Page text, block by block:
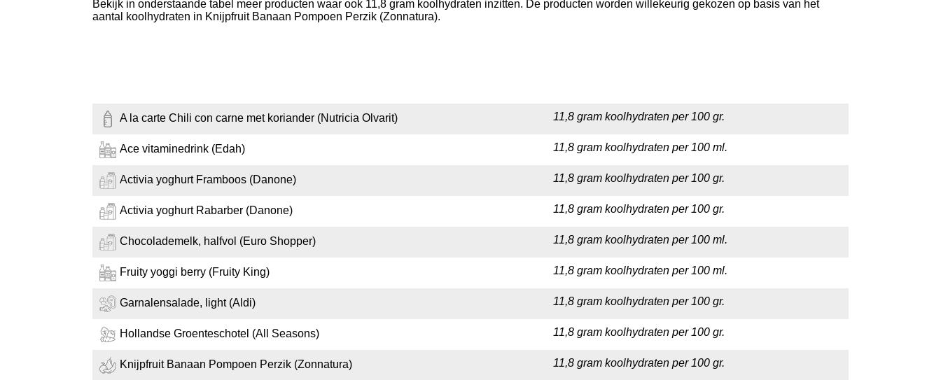
Bekijk in onderstaande tabel meer producten waar ook 11,8 gram koolhydraten inzitten. De producten worden willekeurig gekozen op basis van het
aantal koolhydraten in Knijpfruit Banaan Pompoen Perzik (Zonnatura).
A la carte Chili con carne met koriander (Nutricia Olvarit) 11,8 gram koolhydraten per 100 gr.
Ace vitaminedrink (Edah) 11,8 gram koolhydraten per 100 ml.
Activia yoghurt Framboos (Danone) 11,8 gram koolhydraten per 100 gr.
Activia yoghurt Rabarber (Danone) 11,8 gram koolhydraten per 100 gr.
Chocolademelk, halfvol (Euro Shopper) 11,8 gram koolhydraten per 100 ml.
Fruity yoggi berry (Fruity King) 11,8 gram koolhydraten per 100 ml.
Garnalensalade, light (Aldi) 11,8 gram koolhydraten per 100 gr.
Hollandse Groenteschotel (All Seasons) 11,8 gram koolhydraten per 100 gr.
Knijpfruit Banaan Pompoen Perzik (Zonnatura) 11,8 gram koolhydraten per 100 gr.